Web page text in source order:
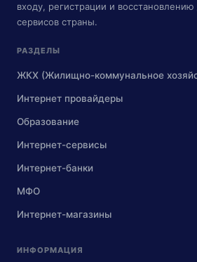
входу, регистрации и восстановлению
сервисов страны.
РАЗДЕЛЫ
ЖКХ (Жилищно-коммунальное
Интернет провайдеры
Образование
Интернет-сервисы
Интернет-банки
МФО
Интернет-магазины
ИНФОРМАЦИЯ